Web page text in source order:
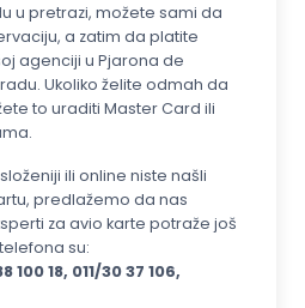
u pretrazi, možete sami da
a zatim da platite
agenciji u Pjarona de
Ukoliko želite odmah da
to uraditi Master Card ili
ili online niste našli
predlažemo da nas
za avio karte potraže još
su:
100 18, 011/30 37 106,